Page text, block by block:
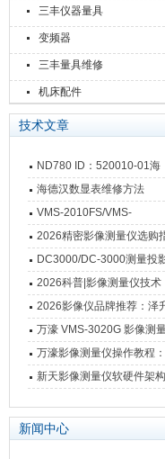
三丰仪器量具
变频器
三丰量具维修
机床配件
技术文章
ND780 ID：520010-01海
德汉数显表故障维修内容
海德汉数显表维修方法
VMS-2010FS/VMS-
3020FS/VMS-4030FS手动
影像测量仪技术参数
2026精密影像测量仪选购
南 靠谱品牌一站式选型推
DC3000/DC-3000测量投
仪万濠数据处理器数显表故
障维修方法
2026科普|影像测量仪技术
原理、分类及选型应用
2026影像仪品牌推荐：泽
影像测量仪选型指南
万濠 VMS-3020G 影像测
仪技术规格与应用解析
万濠影像测量仪操作教程：
从开机到出报告，新手也能
新天影像测量仪软硬件架构
新闻中心